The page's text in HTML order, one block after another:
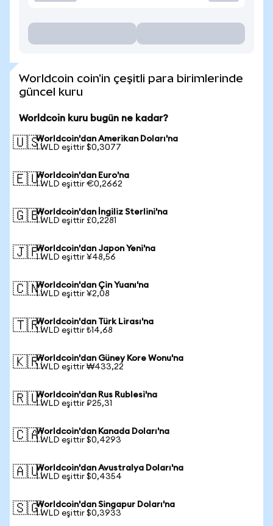
Worldcoin coin'in çeşitli para birimlerinde
güncel kuru
Worldcoin kuru bugün ne kadar?
🇺🇸Worldcoin'dan Amerikan Doları'na
1 WLD eşittir $0,3077
🇪🇺Worldcoin'dan Euro'na
1 WLD eşittir €0,2662
🇬🇧Worldcoin'dan İngiliz Sterlini'na
1 WLD eşittir £0,2281
🇯🇵Worldcoin'dan Japon Yeni'na
1 WLD eşittir ¥48,56
🇨🇳Worldcoin'dan Çin Yuanı'na
1 WLD eşittir ¥2,08
🇹🇷Worldcoin'dan Türk Lirası'na
1 WLD eşittir ₺14,68
🇰🇷Worldcoin'dan Güney Kore Wonu'na
1 WLD eşittir ₩433,22
🇷🇺Worldcoin'dan Rus Rublesi'na
1 WLD eşittir ₽25,31
🇨🇦Worldcoin'dan Kanada Doları'na
1 WLD eşittir $0,4293
🇦🇺Worldcoin'dan Avustralya Doları'na
1 WLD eşittir $0,4354
🇸🇬Worldcoin'dan Singapur Doları'na
1 WLD eşittir $0,3933